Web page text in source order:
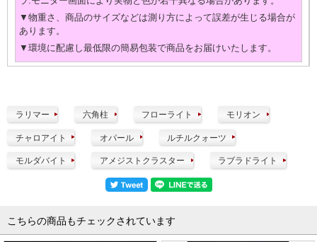
▼物重さ、商品のサイズなどは測り方によって誤差が生じる場合が
あります。
▼環境に配慮し最低限の簡易包装で商品をお届けいたします。
ラリマー 六角柱 フローライト モリオン
チャロアイト オパール ルチルクォーツ
モルダバイト アメジストクラスター ラブラドライト
こちらの商品もチェックされています